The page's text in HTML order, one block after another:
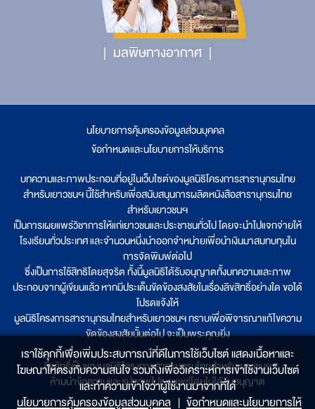
มลพิษทางอากาศ
นโยบายการคุ้มครองข้อมูลส่วนบุคคล
ข้อกำหนดและนโยบายการให้บริการ
บทความและภาพประกอบที่อยู่ในเว็บไซต์ของมูลนิธิโครงการสารานุกรมไทย
สำหรับเยาวชนฯ นี้ใช้สำหรับเพื่อสนับสนุนการผลิตหนังสือสารานุกรมไทย
สำหรับเยาวชนฯ
เป็นการเผยแพร่วิชาการให้แก่เยาวชนและประชาชนทั่วไป โดยจะนำไปแจกจ่ายให้
โรงเรียนทั่วประเทศ และจำนวนหนึ่งนำออกจำหน่ายเพื่อนำเงินมาสมทบทุนใน
การจัดพิมพ์ต่อไป
ซึ่งเป็นการใช้สิทธิโดยสุจริต ทั้งนี้มูลนิธิได้รับอนุญาตทั้งบทความและภาพ
ประกอบจากผู้เขียนแล้ว หากมีประเด็นขัดข้องสงสัยในเรื่องลิขสิทธิ์อย่างใด ขอได้
โปรดแจ้งให้
มูลนิธิโครงการสารานุกรมไทยสำหรับเยาวชนฯ ทราบเพื่อพิจารณาแก้ไขความ
ขัดข้องสงสัยนั้นต่อไป จะเป็นพระคุณยิ่ง
ลิขสิทธิ์เป็นของมูลนิธิโครงการสารานุกรมไทยสำหรับเยาวชนฯ
ห้ามนำข้อความและรูปภาพไปเผยแพร่โดยไม่ได้รับอนุญาต
เราใช้คุกกี้เพื่อเพิ่มประสบการณ์ที่ดีในการใช้เว็บไซต์ แสดงเนื้อหาและ
โฆษณาให้ตรงกับความสนใจ รวมถึงเพื่อวิเคราะห์การเข้าใช้งานเว็บไซต์
และทำความเข้าใจว่าผู้ใช้งานมาจากที่ใด๋
นโยบายการคุ้มครองข้อมูลส่วนบุคคล | ข้อกำหนดและนโยบายการให้